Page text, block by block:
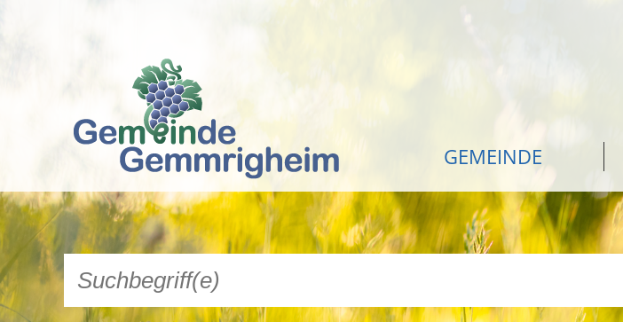
GEMEINDE